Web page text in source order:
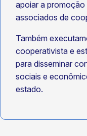
apoiar a
associados de
Também
cooperativista e
para disseminar
sociais e
estado.